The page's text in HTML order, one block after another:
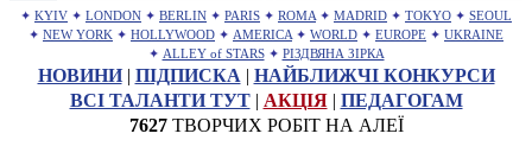
✦ KYIV ✦ LONDON ✦ BERLIN ✦ PARIS ✦ ROMA ✦ MADRID ✦ TOKYO ✦ SEOUL
✦ NEW YORK ✦ HOLLYWOOD ✦ AMERICA ✦ WORLD ✦ EUROPE ✦ UKRAINE
✦ ALLEY of STARS ✦ РІЗДВЯНА ЗІРКА
НОВИНИ| ПІДПИСКА | НАЙБЛИЖЧІ КОНКУРСИ
ВСІ ТАЛАНТИ ТУТ| АКЦІЯ| ПЕДАГОГАМ
7627ТВОРЧИХ РОБІТ НА АЛЕЇ